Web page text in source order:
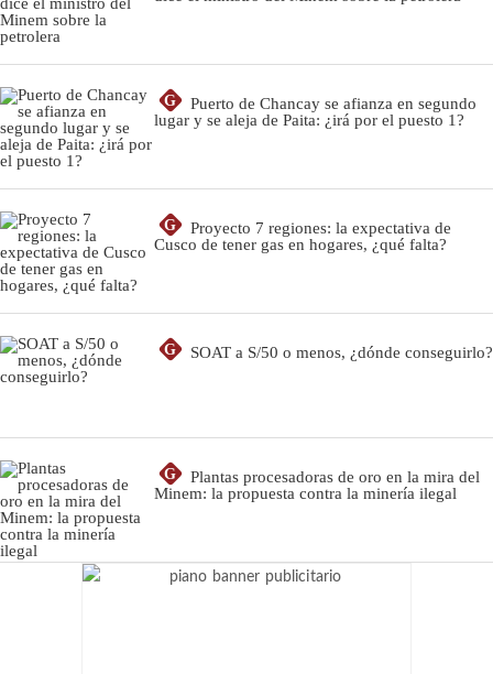
G
Puerto de Chancay se afianza en segundo
lugar y se aleja de Paita: ¿irá por el puesto 1?
G
Proyecto 7 regiones: la expectativa de
Cusco de tener gas en hogares, ¿qué falta?
G SOAT a S/50 o menos, ¿dónde conseguirlo?
G
Plantas procesadoras de oro en la mira del
Minem: la propuesta contra la minería ilegal